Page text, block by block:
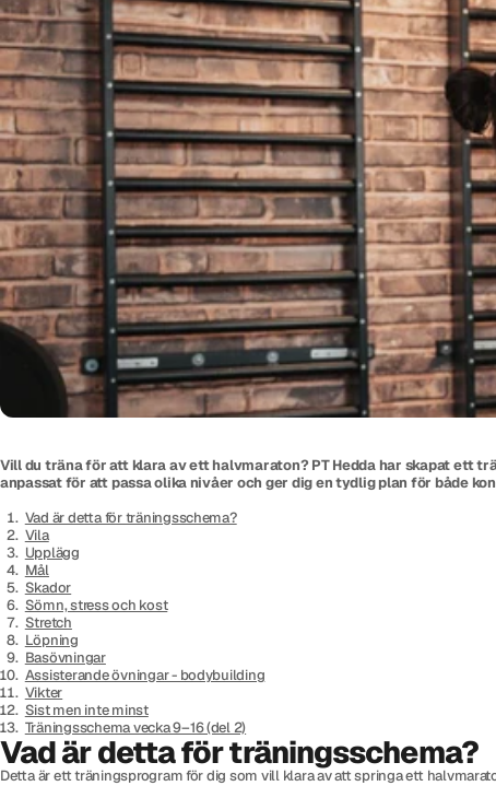
Vill du träna för att klara av ett halvmaraton? PT Hedda har skapat ett
anpassat för att passa olika nivåer och ger dig en tydlig plan för både
Vad är detta för träningsschema?
Vila
Upplägg
Mål
Skador
Sömn, stress och kost
Stretch
Löpning
Basövningar
Assisterande övningar - bodybuilding
Vikter
Sist men inte minst
Träningsschema vecka 9–16 (del 2)
Vad är detta för träningsschema?
Detta är ett träningsprogram för dig som vill klara av att springa ett